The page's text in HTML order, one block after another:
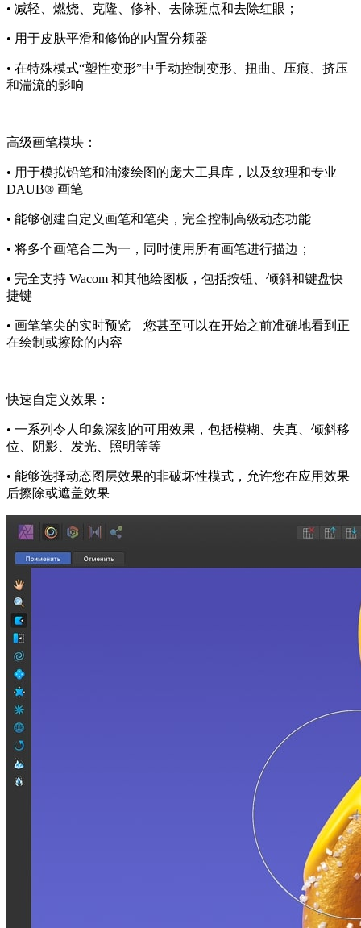
• 减轻、燃烧、克隆、修补、去除斑点和去除红眼；
• 用于皮肤平滑和修饰的内置分频器
• 在特殊模式“塑性变形”中手动控制变形、扭曲、压痕、挤压
和湍流的影响
高级画笔模块：
• 用于模拟铅笔和油漆绘图的庞大工具库，以及纹理和专业
DAUB® 画笔
• 能够创建自定义画笔和笔尖，完全控制高级动态功能
• 将多个画笔合二为一，同时使用所有画笔进行描边；
• 完全支持 Wacom 和其他绘图板，包括按钮、倾斜和键盘快
捷键
• 画笔笔尖的实时预览 – 您甚至可以在开始之前准确地看到正
在绘制或擦除的内容
快速自定义效果：
• 一系列令人印象深刻的可用效果，包括模糊、失真、倾斜移
位、阴影、发光、照明等等
• 能够选择动态图层效果的非破坏性模式，允许您在应用效果
后擦除或遮盖效果